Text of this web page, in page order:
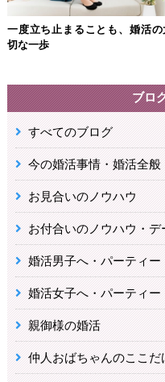
一度立ち止まることも、婚活の
切な一歩
ブロ
すべてのブログ
今の婚活事情・婚活全般
お見合いのノウハウ
お付合いのノウハウ・デ
婚活男子へ・パーティー
婚活女子へ・パーティー
親御様の婚活
仲人おばちゃんのここだ